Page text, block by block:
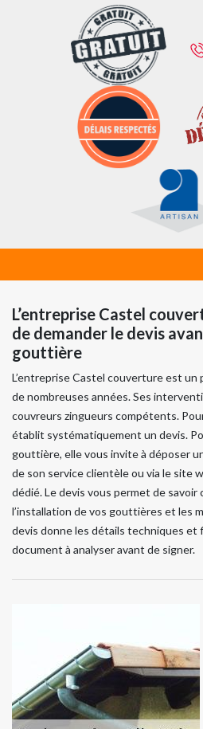
L’entreprise Castel
de demander le devis
gouttière
L’entreprise Castel couverture est
de nombreuses années. Ses
couvreurs zingueurs compétents.
établit systématiquement un devis.
gouttière, elle vous invite à déposer
de son service clientèle ou via le site
dédié. Le devis vous permet de savoir
l’installation de vos gouttières et les
devis donne les détails techniques et
document à analyser avant de signer.